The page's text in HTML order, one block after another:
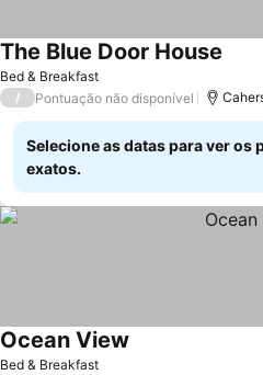
Bed & Breakfast
The Blue Door House
/ Pontuação não disponível
Selecione as datas para ver os
exatos.
Bed & Breakfast
Ocean View